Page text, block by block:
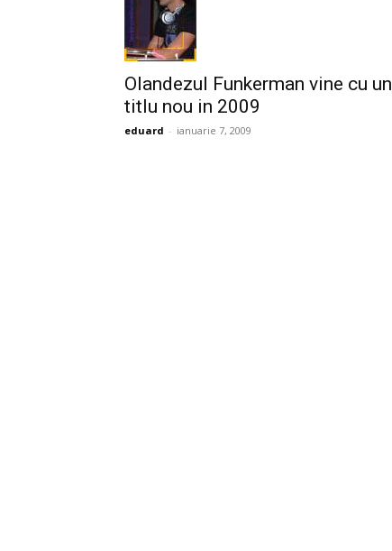
Olandezul Funkerman vine cu un
titlu nou in 2009
eduard - ianuarie 7, 2009